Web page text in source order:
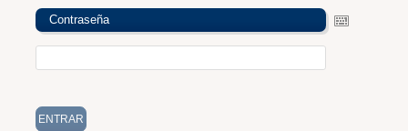
Contraseña